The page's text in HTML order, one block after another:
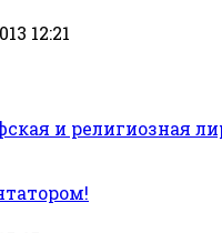
12:21
и религиозная